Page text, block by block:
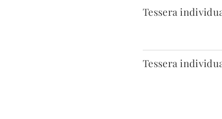
Tessera
Tessera